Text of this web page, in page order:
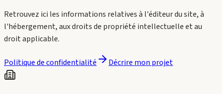
Retrouvez ici les informations relatives à l'éditeur du site, à
l'hébergement, aux droits de propriété intellectuelle et au
droit applicable.
Politique de confidentialité Décrire mon projet